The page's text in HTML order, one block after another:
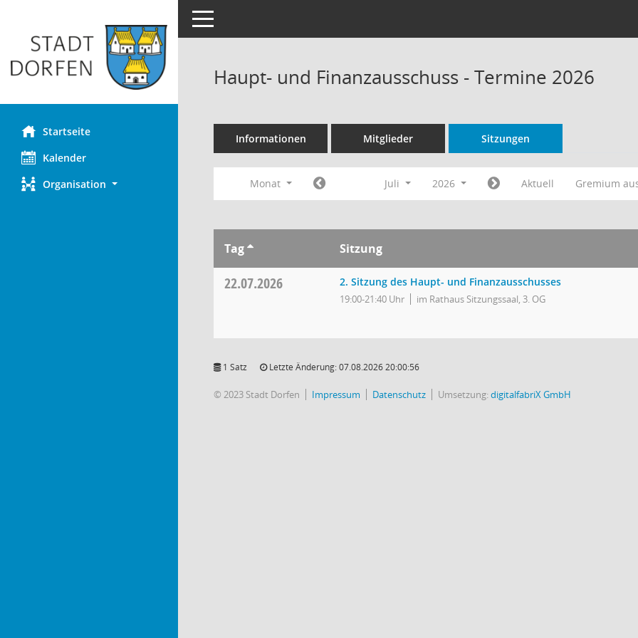
Startseite
Kalender
Organisation
Toggle navigation
Haupt- und Finanzausschuss - Termine 2026
Informationen Mitglieder Sitzungen
Monat Juli 2026 Aktuell Gremium
Tag Sitzung
22.07.2026 2. Sitzung des Haupt- und Finanzausschusses
19:00-21:40 Uhr im Rathaus Sitzungssaal, 3. OG
1 Satz Letzte Änderung: 07.08.2026 20:00:56
© 2023 Stadt Dorfen Impressum Datenschutz Umsetzung:digitalfabriX GmbH